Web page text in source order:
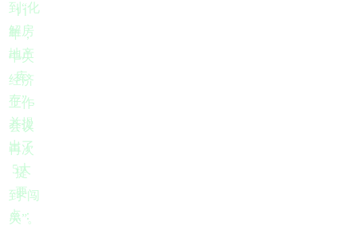
11
年，
中央
经济
工作
会议
再次
提
到“闯
关”。
到“化
解房
地产
库
存”，
并提
出了
5大
要
点：